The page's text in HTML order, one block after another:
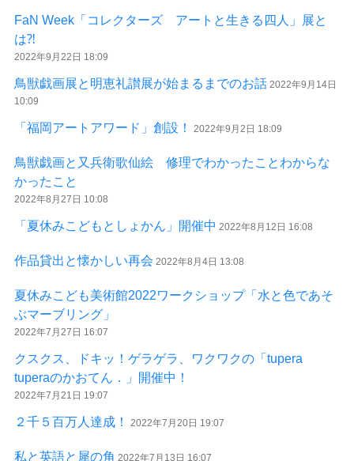
FaN Week「コレクターズ アートと生きる四人」展と
は⁈
2022年9月22日 18:09
鳥獣戯画展と明恵礼讃展が始まるまでのお話 2022年9月14日
10:09
「福岡アートアワード」創設！ 2022年9月2日 18:09
鳥獣戯画と又兵衛歌仙絵 修理でわかったことわからな
かったこと
2022年8月27日 10:08
「夏休みこどもとしょかん」開催中 2022年8月12日 16:08
作品貸出と懐かしい再会 2022年8月4日 13:08
夏休みこども美術館2022ワークショップ「水と色であそ
ぶマーブリング」
2022年7月27日 16:07
クスクス、ドキッ！ゲラゲラ、ワクワクの「tupera
tuperaのかおてん．」開催中！
2022年7月21日 19:07
２千５百万人達成！ 2022年7月20日 19:07
私と英語と犀の角 2022年7月13日 16:07